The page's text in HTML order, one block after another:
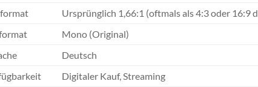
Ursprünglich 1,66:1 (oftmals als 4:3 oder 16:9
Mono (Original)
Deutsch
Digitaler Kauf, Streaming